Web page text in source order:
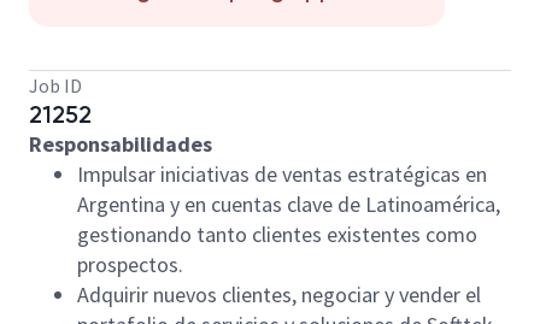
Job ID
21252
Responsabilidades
Impulsar iniciativas de ventas estratégicas en
Argentina y en cuentas clave de Latinoamérica,
gestionando tanto clientes existentes como
prospectos.
Adquirir nuevos clientes, negociar y vender el